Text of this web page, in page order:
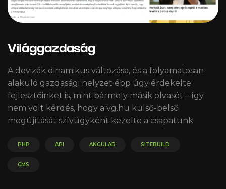
Világgazdaság
A devizák dinamikus változása, és a folyamatosan
alakuló gazdasági helyzet épp úgy érdekelte
fejlesztőinket is, mint bármely másik olvasót – így
nem volt kérdés, hogy a vg.hu külső-belső
megújítását szívügyként kezelte a csapatunk
PHP API ANGULAR SITEBUILD
CMS